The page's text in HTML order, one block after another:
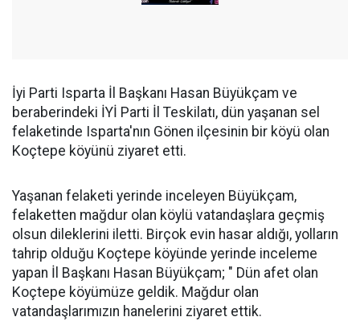
İyi Parti Isparta İl Başkanı Hasan Büyükçam ve
beraberindeki İYİ Parti İl Teskilatı, dün yaşanan sel
felaketinde Isparta'nın Gönen ilçesinin bir köyü olan
Koçtepe köyünü ziyaret etti.
Yaşanan felaketi yerinde inceleyen Büyükçam,
felaketten mağdur olan köylü vatandaşlara geçmiş
olsun dileklerini iletti. Birçok evin hasar aldığı, yolların
tahrip olduğu Koçtepe köyünde yerinde inceleme
yapan İl Başkanı Hasan Büyükçam; " Dün afet olan
Koçtepe köyümüze geldik. Mağdur olan
vatandaşlarımızın hanelerini ziyaret ettik.